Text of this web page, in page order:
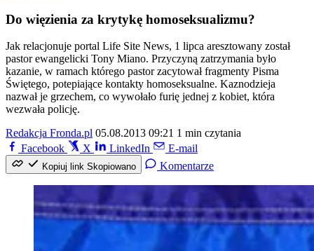
Do więzienia za krytykę homoseksualizmu?
Jak relacjonuje portal Life Site News, 1 lipca aresztowany został
pastor ewangelicki Tony Miano. Przyczyną zatrzymania było
kazanie, w ramach którego pastor zacytował fragmenty Pisma
Świętego, potepiające kontakty homoseksualne. Kaznodzieja
nazwał je grzechem, co wywołało furię jednej z kobiet, która
wezwała policję.
Redakcja Fronda.pl 05.08.2013 09:21 1 min czytania
Facebook
X LinkedIn E-mail
Kopiuj link Skopiowano Komentarze